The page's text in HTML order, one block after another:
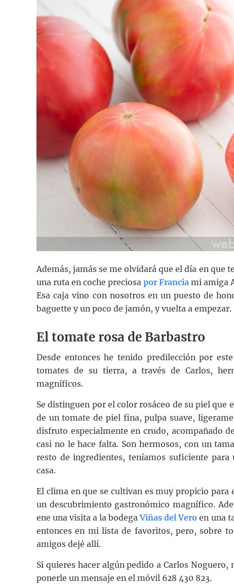
Además, jamás se me olvidará que el día en que
una ruta en coche preciosa por Francia mi amiga
Esa caja vino con nosotros en un puesto de
baguette y un poco de jamón, y vuelta a empezar.
El tomate rosa de Barbastro
Desde entonces he tenido predilección por
tomates de su tierra, a través de Carlos,
magníficos.
Se distinguen por el color rosáceo de su piel que
de un tomate de piel fina, pulpa suave,
disfruto especialmente en crudo, acompañado
casi no le hace falta. Son hermosos, con un
resto de ingredientes, teníamos suficiente
casa.
El clima en que se cultivan es muy propicio para
un descubrimiento gastronómico magnífico.
ene una visita a la bodegaViñas del Vero en una
entonces en mi lista de favoritos, pero, sobre
amigos dejé allí.
Si quieres hacer algún pedido a Carlos Noguero,
ponerle un mensaje en el móvil 628 430 823.